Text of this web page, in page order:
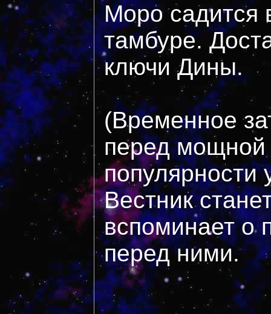
Моро садится
тамбуре.
ключи Дины.
(Временное
перед мощной
популярности
Вестник
вспоминает о
перед ними.